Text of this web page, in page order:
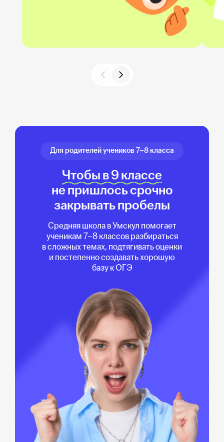
Для родителей учеников 7–8 класса
Средняя школа в Умскул помогает
ученикам 7–8 классов разбираться
в сложных темах, подтягивать оценки
и постепенно создавать хорошую
базу к ОГЭ
Чтобы в 9 классе
не пришлось срочно
закрывать пробелы